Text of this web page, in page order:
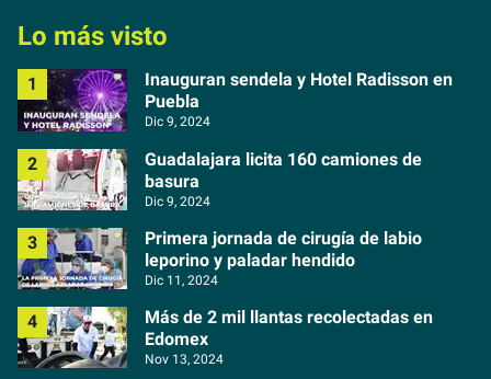
Lo más visto
Inauguran sendela y Hotel Radisson en
Puebla
Dic 9, 2024
Guadalajara licita 160 camiones de
basura
Dic 9, 2024
Primera jornada de cirugía de labio
leporino y paladar hendido
Dic 11, 2024
Más de 2 mil llantas recolectadas en
Edomex
Nov 13, 2024